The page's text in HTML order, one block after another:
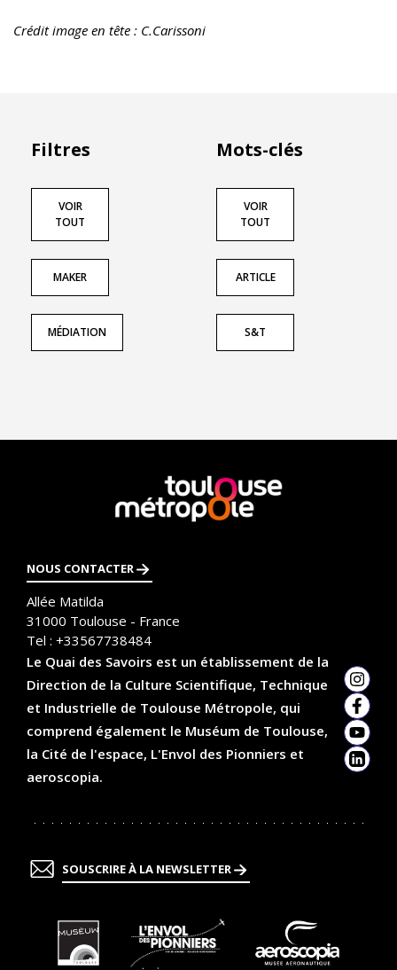
Crédit image en tête : C.Carissoni
Filtres
VOIR
TOUT
MAKER
MÉDIATION
Mots-clés
VOIR
TOUT
ARTICLE
S&T
En
savoir
plus
NOUS CONTACTER
Allée Matilda
31000 Toulouse - France
Tel : +33567738484
Le Quai des Savoirs est un établissement de la
Direction de la Culture Scientifique, Technique
et Industrielle de Toulouse Métropole, qui
comprend également le Muséum de Toulouse,
la Cité de l'espace, L'Envol des Pionniers et
aeroscopia.
SOUSCRIRE À LA NEWSLETTER